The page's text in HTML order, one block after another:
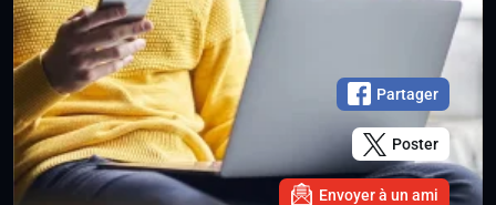
Partager
Poster
Envoyer à un ami